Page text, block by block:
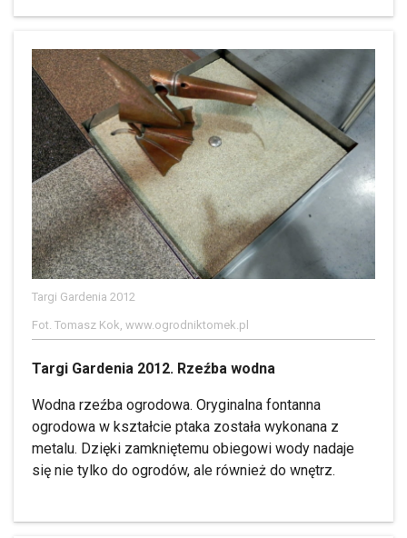
Targi Gardenia 2012
Fot. Tomasz Kok, www.ogrodniktomek.pl
Targi Gardenia 2012. Rzeźba wodna
Wodna rzeźba ogrodowa. Oryginalna fontanna
ogrodowa w kształcie ptaka została wykonana z
metalu. Dzięki zamkniętemu obiegowi wody nadaje
się nie tylko do ogrodów, ale również do wnętrz.